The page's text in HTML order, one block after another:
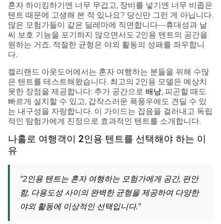
혼자 하이킹하기엔 너무 무겁고, 장비를 넣기엔 너무 비좁은
텐트 때문에 고생해 본 적 있나요? 당신만 그런 게 아닙니다.
많은 모험가들이 같은 딜레마에 직면합니다—휴대성과 날
씨 보호 기능을 포기하지 않으면서도 2인용 텐트의 공간을
원하는 거죠. 적절한 균형은 야외 활동의 성패를 좌우합니
다.
켈리랜드 아웃도어에서는 혼자 여행하는 분들을 위해 수많
은 텐트를 테스트해왔습니다. 최고의 2인용 모델은 예상치
못한 장점을 제공합니다: 추가 공간으로 배낭, 피곤할 때도
빠르게 설치할 수 있고, 갑작스러운 폭풍우에도 견딜 수 있
는 내구성을 자랑합니다. 이 가이드는 잡음을 걸러내고 독립
적인 탐험가에게 진정으로 효과적인 텐트를 소개합니다.
나홀로 여행객이 2인용 텐트를 선택해야 하는 이
유
“2인용 텐트는 혼자 여행하는 모험가에게 공간, 편안
함, 다용도성 사이의 완벽한 균형을 제공하여 다양한
야외 활동에 이상적인 선택입니다.”